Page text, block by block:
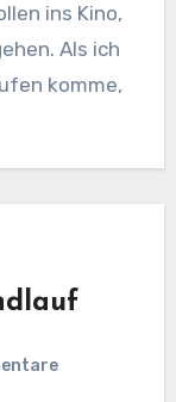
ins Kino,
Als ich
komme,